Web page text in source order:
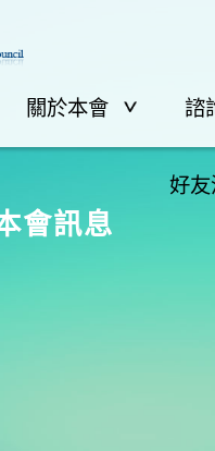
關於本會 諮
好
會訊息